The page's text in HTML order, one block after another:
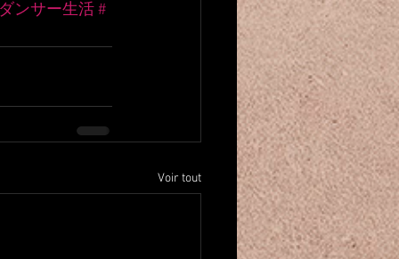
ンサー生活#
Voir tout